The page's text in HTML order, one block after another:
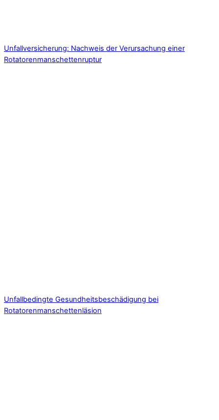
Unfallversicherung: Nachweis der Verursachung einer
Rotatorenmanschettenruptur
Unfallbedingte Gesundheitsbeschädigung bei
Rotatorenmanschettenläsion